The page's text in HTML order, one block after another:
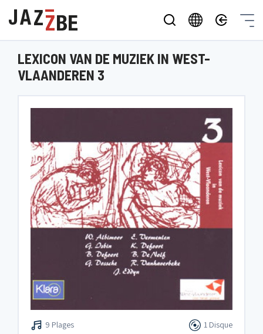
LEXICON VAN DE MUZIEK IN WEST-
VLAANDEREN 3
9 Plages 1 Disque